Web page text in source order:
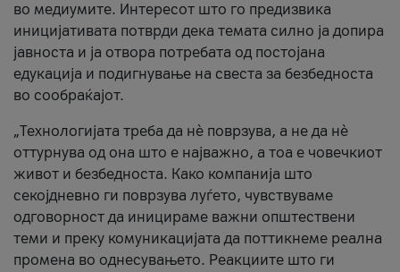
во медиумите. Интересот што го предизвика
иницијативата потврди дека темата силно ја допира
јавноста и ја отвора потребата од постојана
едукација и подигнување на свеста за безбедноста
во сообраќајот.
„Технологијата треба да нè поврзува, а не да нè
оттурнува од она што е најважно, а тоа е човечкиот
живот и безбедноста. Како компанија што
секојдневно ги поврзува луѓето, чувствуваме
одговорност да иницираме важни општествени
теми и преку комуникацијата да поттикнеме реална
промена во однесувањето. Реакциите што ги